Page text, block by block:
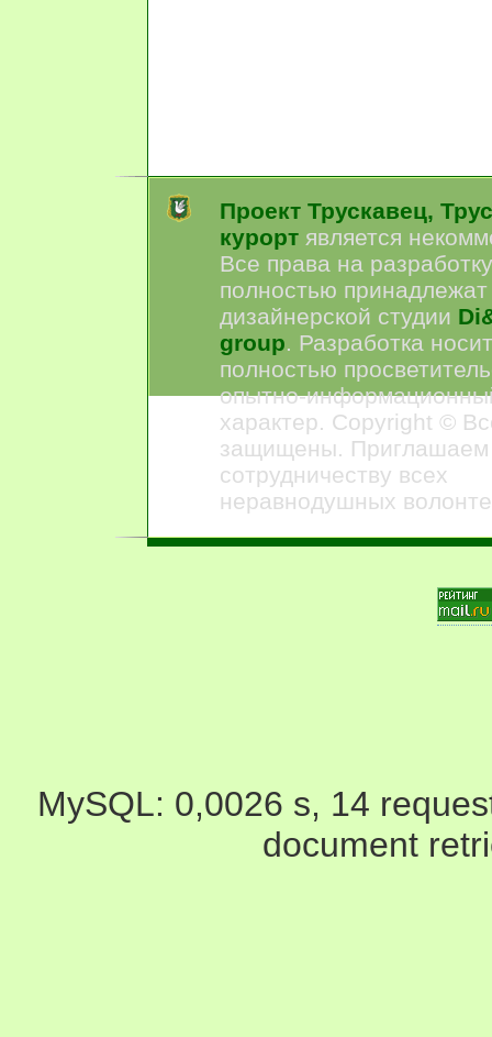
Проект Трускавец,
курорт является
Все права на разработку
полностью принадлежат
дизайнерской студии
group. Разработка носит
полностью
опытно-
характер. Copyright ©
защищены. Приглашаем
сотрудничеству всех
неравнодушных
MySQL: 0,0026 s, 14
document